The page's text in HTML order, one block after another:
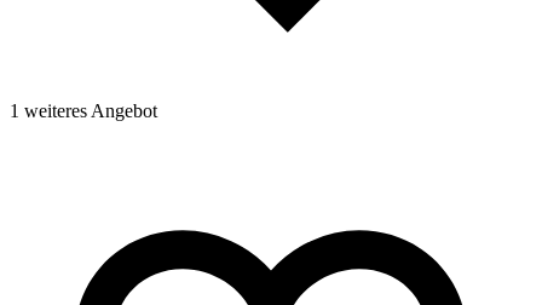
1 weiteres Angebot